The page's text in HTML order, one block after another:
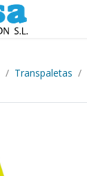
Transpaletas